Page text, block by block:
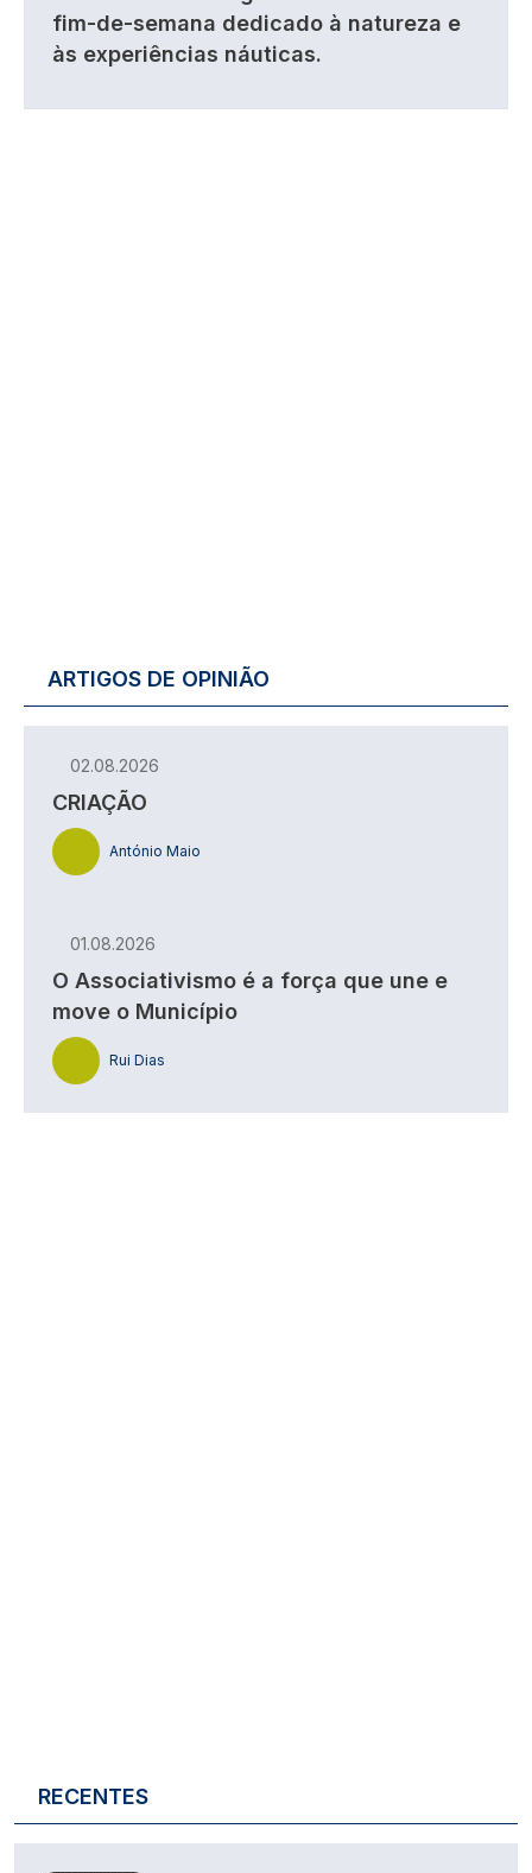
fim-de-semana dedicado à natureza e
às experiências náuticas.
ARTIGOS DE OPINIÃO
02.08.2026
CRIAÇÃO
António Maio
01.08.2026
O Associativismo é a força que une e
move o Município
Rui Dias
RECENTES